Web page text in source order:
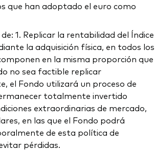
que han adoptado el euro como
1. Replicar la rentabilidad del Índice
la adquisición física, en todos los
en la misma proporción que
no sea factible replicar
el Fondo utilizará un proceso de
totalmente invertido
extraordinarias de mercado,
en las que el Fondo podrá
de esta política de
pérdidas.